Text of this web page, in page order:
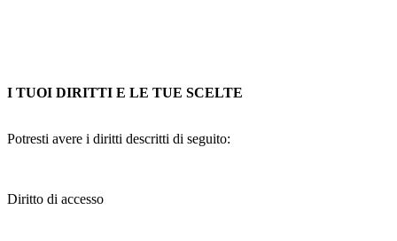
I TUOI DIRITTI E LE TUE SCELTE
Potresti avere i diritti descritti di seguito:
Diritto di accesso